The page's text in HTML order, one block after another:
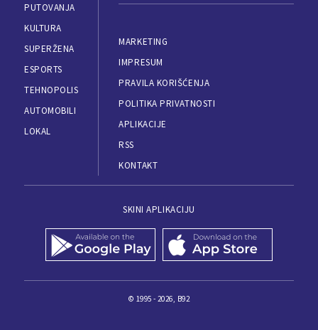
PUTOVANJA
KULTURA
SUPERŽENA
ESPORTS
TEHNOPOLIS
AUTOMOBILI
LOKAL
MARKETING
IMPRESUM
PRAVILA KORIŠĆENJA
POLITIKA PRIVATNOSTI
APLIKACIJE
RSS
KONTAKT
SKINI APLIKACIJU
© 1995 - 2026, B92